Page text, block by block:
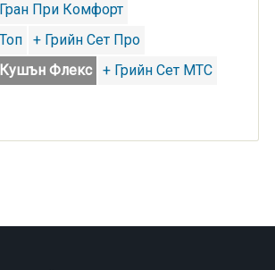
При Комфорт
+ Грийн Сет Про
Кушън Флекс
+ Грийн Сет МТС